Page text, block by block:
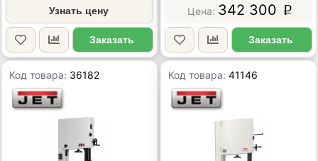
Узнать цену
Заказать
342 300 p
Заказать
Код товара: 36182 Код товара:41146